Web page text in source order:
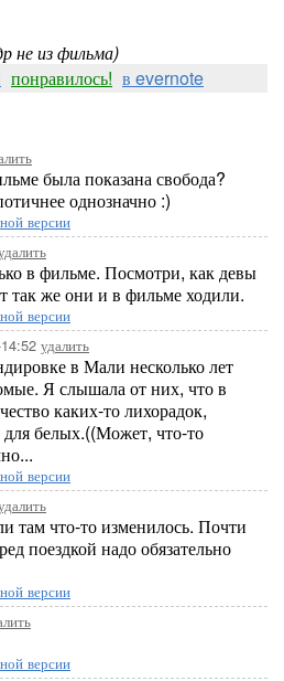
не из фильма)
понравилось! в evernote
была показана свобода?
однозначно :)
версии
в фильме. Посмотри, как девы
так же они и в фильме ходили.
версии
удалить
в Мали несколько лет
Я слышала от них, что в
каких-то лихорадок,
белых.((Может, что-то
версии
там что-то изменилось. Почти
поездкой надо обязательно
версии
версии